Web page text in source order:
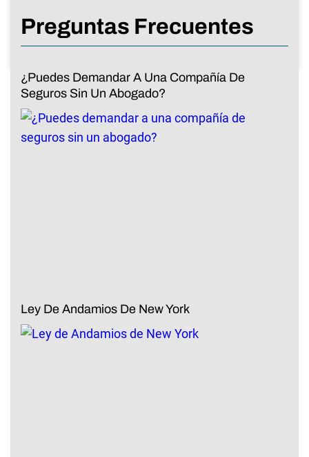
Preguntas Frecuentes
¿Puedes Demandar A Una Compañía De
Seguros Sin Un Abogado?
Ley De Andamios De New York